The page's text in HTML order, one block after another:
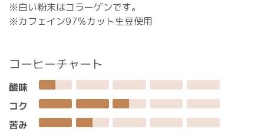
※白い粉末はコラーゲンです。
※カフェイン97％カット生豆使用
コーヒーチャート
酸味
コク
苦み